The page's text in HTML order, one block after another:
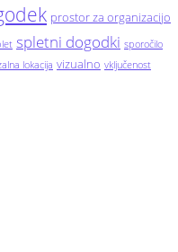
prostor za organizacijo
spletni dogodki sporočilo
lokacija vizualno vključenost